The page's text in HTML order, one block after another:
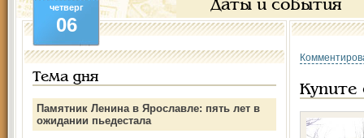
Даты и события
четверг
06
Тема дня
Памятник Ленина в Ярославле: пять лет в
ожидании пьедестала
Купите